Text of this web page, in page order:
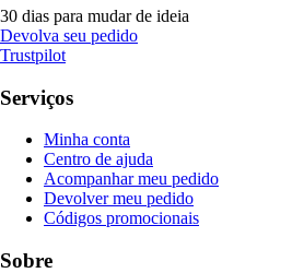
30 dias para mudar de ideia
Devolva seu pedido
Trustpilot
Serviços
Minha conta
Centro de ajuda
Acompanhar meu pedido
Devolver meu pedido
Códigos promocionais
Sobre